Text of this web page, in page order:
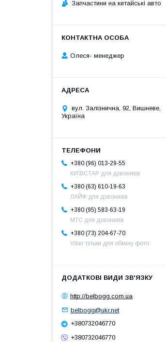
Запчастини на китайські авто
Олеся- менеджер
вул. Залізнична, 92, Вишневе,
Україна
+380 (96) 013-29-55
КИЇВСТАР для дзвоників
+380 (63) 610-19-63
ЛАЙФ для дзвоників
+380 (95) 583-63-19
МТС для дзвоників
+380 (73) 204-67-70
Viber тільки для обміну фото
http://belbogg.com.ua
belbogg@ukr.net
+380732046770
+380732046770